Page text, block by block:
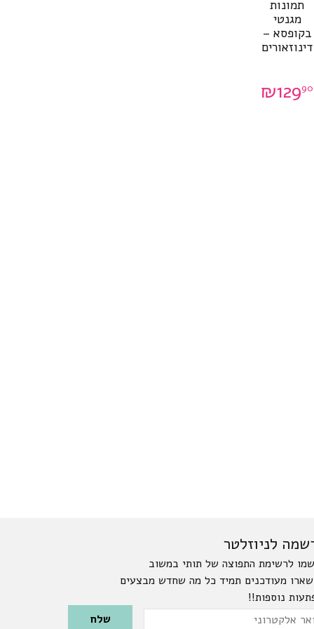
תמונות
מגנטי
בקופסא –
דינוזאורים
₪12990
לניוזלטר
לרשימת התפוצה של תותי במשוב
מעודכנים תמיד כל מה שחדש מבצעים
נוספות!!
Please leave this field